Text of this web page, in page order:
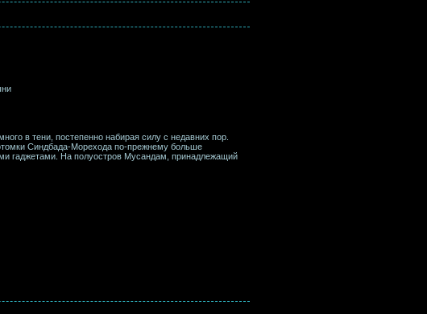
в тени, постепенно набирая силу с недавних пор.
Синдбада-Морехода по-прежнему больше
гаджетами. На полуостров Мусандам, принадлежащий